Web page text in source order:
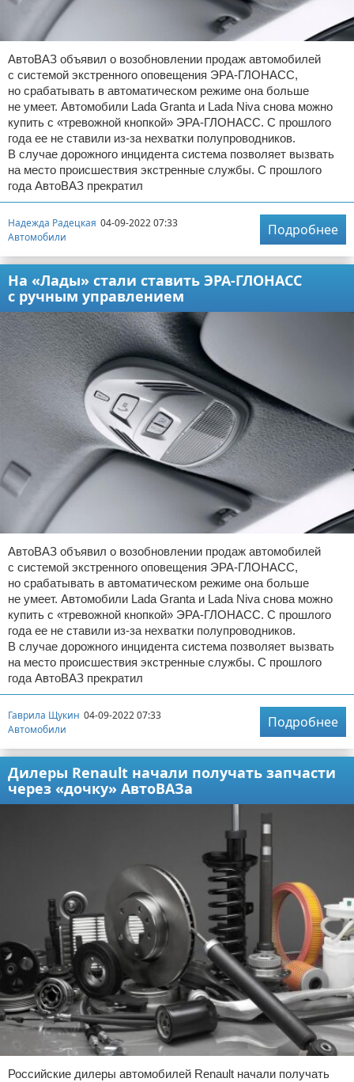
АвтоВАЗ объявил о возобновлении продаж автомобилей
с системой экстренного оповещения ЭРА-ГЛОНАСС,
но срабатывать в автоматическом режиме она больше
не умеет. Автомобили Lada Granta и Lada Niva снова можно
купить с «тревожной кнопкой» ЭРА-ГЛОНАСС. С прошлого
года ее не ставили из-за нехватки полупроводников.
В случае дорожного инцидента система позволяет вызвать
на место происшествия экстренные службы. С прошлого
года АвтоВАЗ прекратил
Надежда Радецкая 04-09-2022 07:33
Автомобили
Подробнее
На «Лады» стали ставить ЭРА-ГЛОНАСС
с ручным управлением
АвтоВАЗ объявил о возобновлении продаж автомобилей
с системой экстренного оповещения ЭРА-ГЛОНАСС,
но срабатывать в автоматическом режиме она больше
не умеет. Автомобили Lada Granta и Lada Niva снова можно
купить с «тревожной кнопкой» ЭРА-ГЛОНАСС. С прошлого
года ее не ставили из-за нехватки полупроводников.
В случае дорожного инцидента система позволяет вызвать
на место происшествия экстренные службы. С прошлого
года АвтоВАЗ прекратил
Гаврила Щукин 04-09-2022 07:33
Автомобили
Подробнее
Дилеры Renault начали получать запчасти
через «дочку» АвтоВАЗа
Российские дилеры автомобилей Renault начали получать